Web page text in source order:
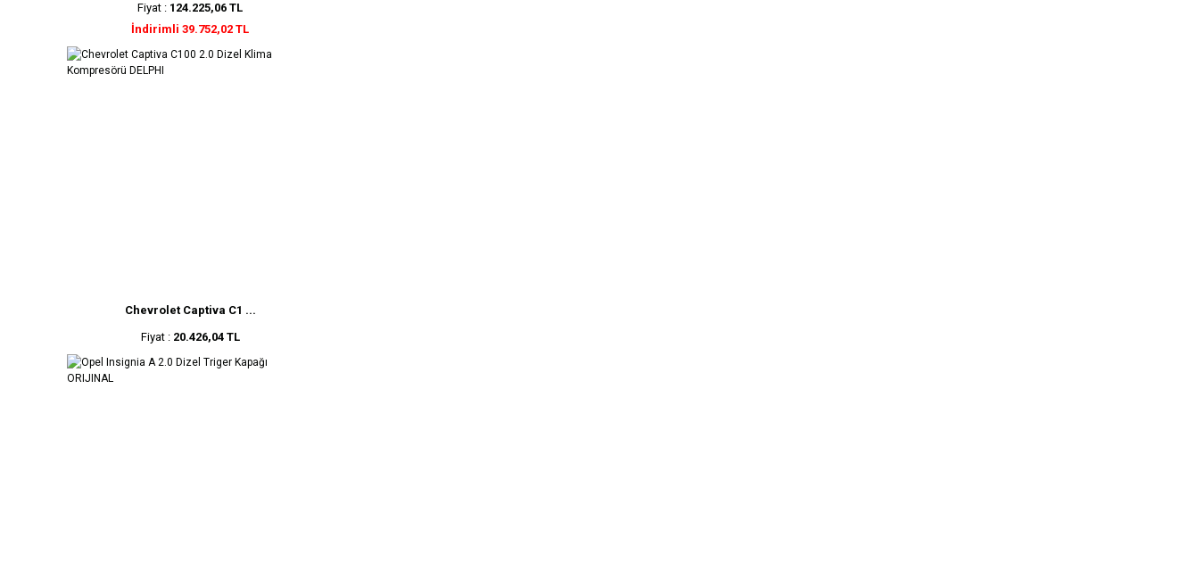
Fiyat : 124.225,06 TL
İndirimli 39.752,02 TL
Chevrolet Captiva C1 ...
Fiyat : 20.426,04 TL